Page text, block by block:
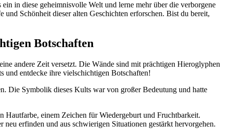
in diese geheimnisvolle Welt und lerne mehr über die verborgene
Schönheit dieser alten Geschichten erforschen. Bist du bereit,
Botschaften
andere Zeit versetzt. Die Wände sind mit prächtigen Hieroglyphen
und entdecke ihre vielschichtigen Botschaften!
Die Symbolik dieses Kults war von großer Bedeutung und hatte
Hautfarbe, einem Zeichen für Wiedergeburt und Fruchtbarkeit.
erfinden und aus schwierigen Situationen gestärkt hervorgehen.